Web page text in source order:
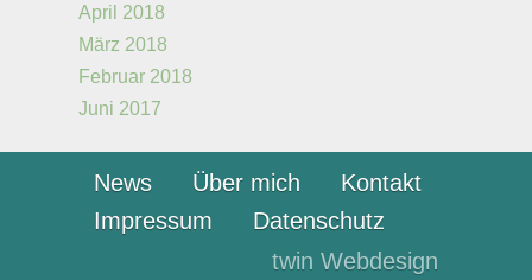
April 2018
März 2018
Februar 2018
Juni 2017
News Über mich
Kontakt
Impressum
Datenschutz
twin Webdesign